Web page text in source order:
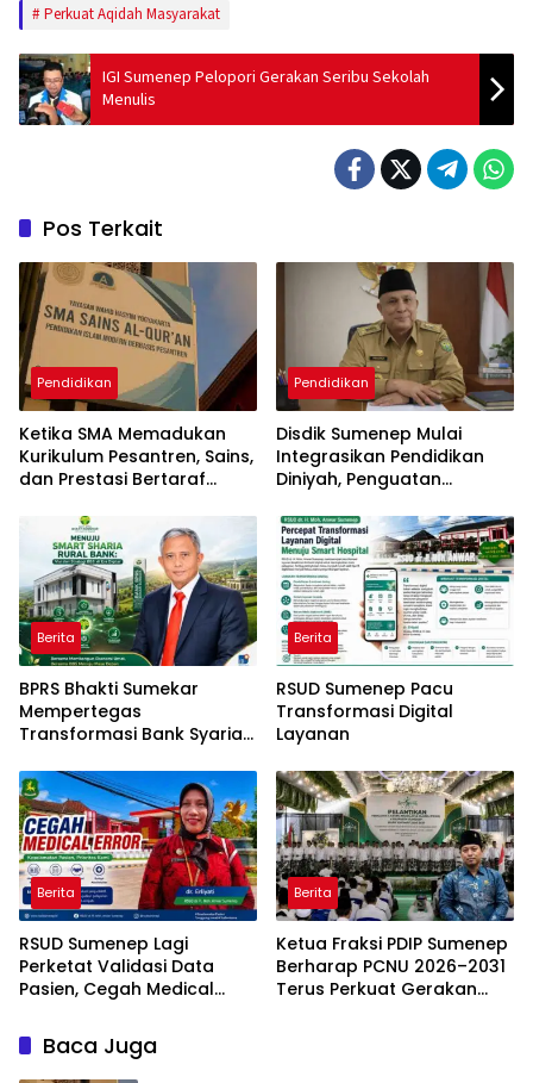
Perkuat Aqidah Masyarakat
IGI Sumenep Pelopori Gerakan Seribu Sekolah
Menulis
Pos Terkait
Pendidikan
Ketika SMA Memadukan
Kurikulum Pesantren, Sains,
dan Prestasi Bertaraf
Pendidikan
Disdik Sumenep Mulai
Integrasikan Pendidikan
Diniyah, Penguatan
Sekolah
Berita
BPRS Bhakti Sumekar
Mempertegas
Transformasi Bank Syariah
Berita
RSUD Sumenep Pacu
Transformasi Digital
Layanan
Berita
RSUD Sumenep Lagi
Perketat Validasi Data
Pasien, Cegah Medical
Berita
Ketua Fraksi PDIP Sumenep
Berharap PCNU 2026–2031
Terus Perkuat Gerakan
Baca Juga